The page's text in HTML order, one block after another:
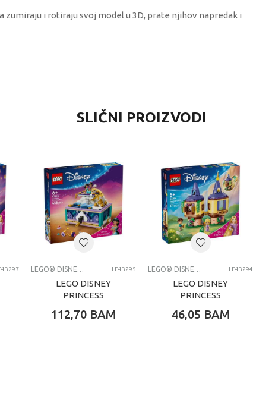
zumiraju i rotiraju svoj model u 3D, prate njihov napredak i
LEGO® Disney Princess
Djevojčice
4-6 G
LEGO® kocke
SLIČNI PROIZVODI
LEGO® DISNEY PRINCESS LE43295
LEGO DISNEY
PRINCESS
JEWELRY BOX
112,70 BAM
LEGO® DISNEY PRINCESS LE43294
LEGO DISNEY
PRINCESS
TOWER
46,05 BAM